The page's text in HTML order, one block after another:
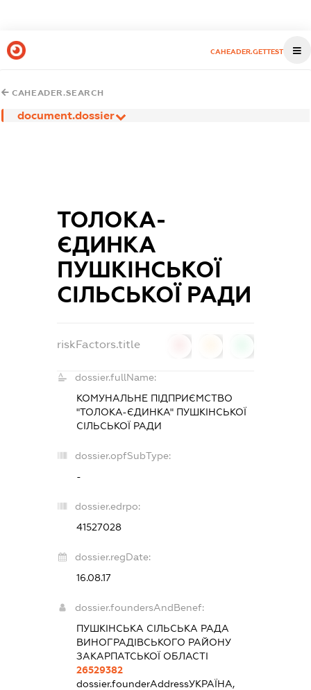
CAHEADER.GETTEST
CAHEADER.SEARCH
document.dossier
ТОЛОКА-
ЄДИНКА
ПУШКІНСЬКОЇ
СІЛЬСЬКОЇ РАДИ
riskFactors.title
dossier.fullName:
КОМУНАЛЬНЕ ПІДПРИЄМСТВО
"ТОЛОКА-ЄДИНКА" ПУШКІНСЬКОЇ
СІЛЬСЬКОЇ РАДИ
dossier.opfSubType:
-
dossier.edrpo:
41527028
dossier.regDate:
16.08.17
dossier.foundersAndBenef:
ПУШКІНСЬКА СІЛЬСЬКА РАДА
ВИНОГРАДІВСЬКОГО РАЙОНУ
ЗАКАРПАТСЬКОЇ ОБЛАСТІ
26529382
dossier.founderAddressУКРАЇНА,